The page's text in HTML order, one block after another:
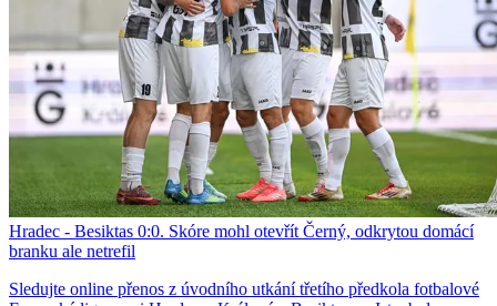
Hradec - Besiktas 0:0. Skóre mohl otevřít Černý, odkrytou domácí
branku ale netrefil
Sledujte online přenos z úvodního utkání třetího předkola fotbalové